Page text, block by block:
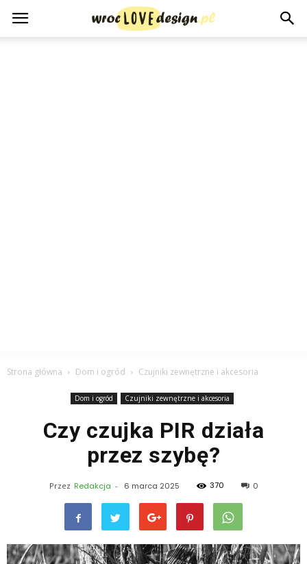
Strona główna Dom i ogród Czujniki zewnętrzne i akcesoria
Dom i ogród Czujniki zewnętrzne i akcesoria
Czy czujka PIR działa
przez szybę?
Przez Redakcja - 6 marca 2025 370 0